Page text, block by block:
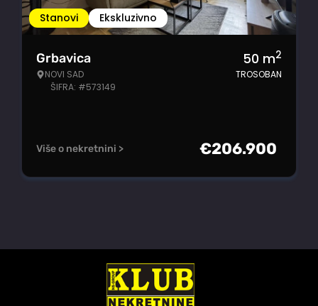
Stanovi Ekskluzivno
Grbavica
NOVI SAD
ŠIFRA: #573149
50 m2
TROSOBAN
Više o nekretnini > €206.900